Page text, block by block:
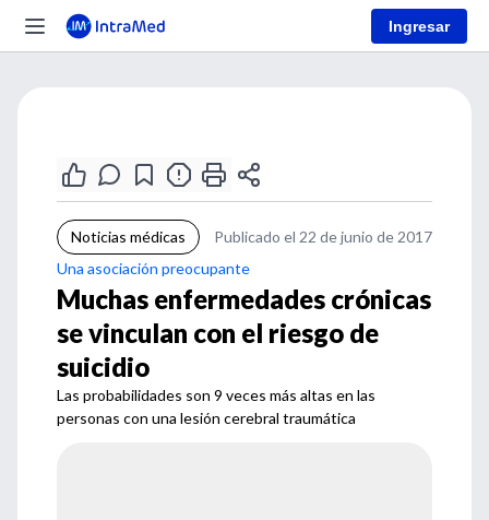
Ingresar
Noticias médicas
Publicado el 22 de junio de 2017
Una asociación preocupante
Muchas enfermedades crónicas
se vinculan con el riesgo de
suicidio
Las probabilidades son 9 veces más altas en las
personas con una lesión cerebral traumática